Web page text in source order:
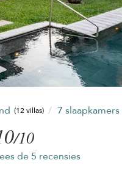
(12 villas) 7 slaapkamers
/10
de 5 recensies